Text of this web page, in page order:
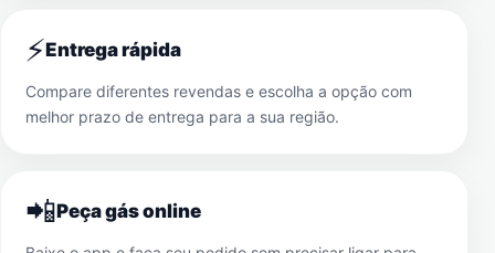
⚡Entrega rápida
Compare diferentes revendas e escolha a opção com
melhor prazo de entrega para a sua região.
📲Peça gás online